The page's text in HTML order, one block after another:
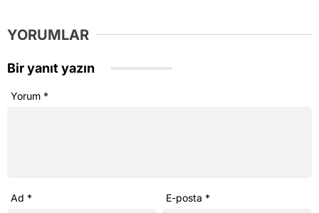
YORUMLAR
Bir yanıt yazın
Yorum *
Ad * E-posta *